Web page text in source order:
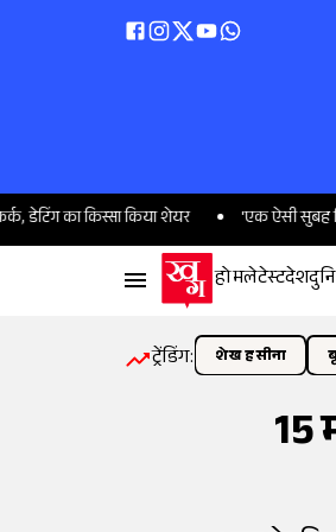
किया शेयर 'एक ऐसी सुबह जिसे मैं हमेशा
होमलेटेस्टदेश
ट्रेंडिंग: शेख हसीना
15